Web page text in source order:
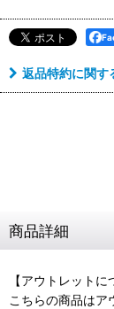
返品特約に関す
商品詳細
【アウトレットに
こちらの商品はア